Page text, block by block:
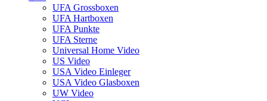
UFA Grossboxen
UFA Hartboxen
UFA Punkte
UFA Sterne
Universal Home Video
US Video
USA Video Einleger
USA Video Glasboxen
UW Video